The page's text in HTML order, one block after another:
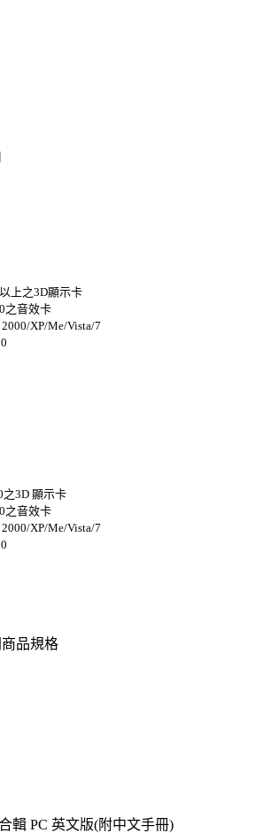
上之3D顯示卡
之音效卡
XP/Me/Vista/7
之3D 顯示卡
之音效卡
XP/Me/Vista/7
品規格
輯 PC 英文版(附中文手冊)